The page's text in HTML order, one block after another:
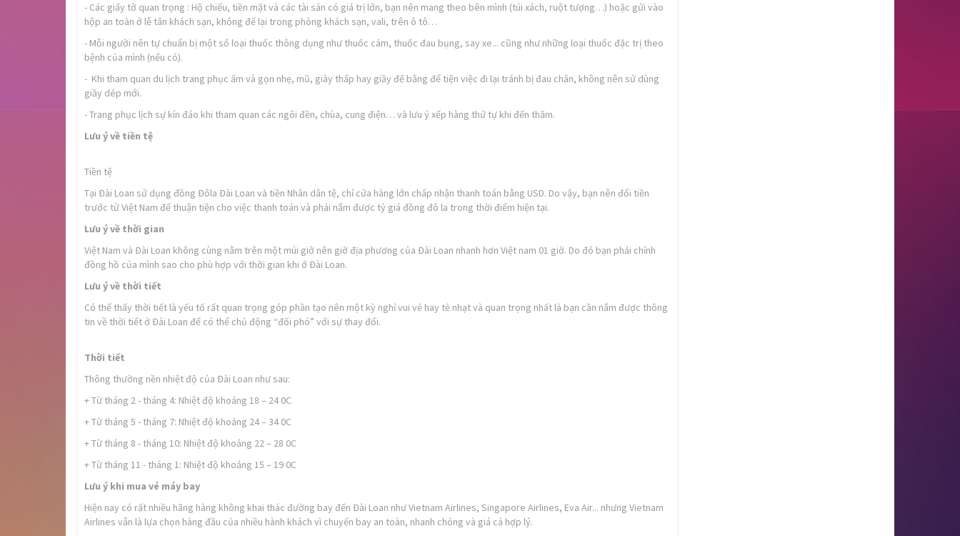
- Các giấy tờ quan trọng : Hộ chiếu, tiền mặt và các tài sản có giá trị lớn, bạn nên mang theo bên mình (túi xách, ruột tượng…) hoặc gửi vào
hộp an toàn ở lễ tân khách sạn, không để lại trong phòng khách sạn, vali, trên ô tô…
- Mỗi người nên tự chuẩn bị một số loại thuốc thông dụng như thuốc cảm, thuốc đau bụng, say xe... cũng như những loại thuốc đặc trị theo
bệnh của mình (nếu có).
- Khi tham quan du lịch trang phục ấm và gọn nhẹ, mũ, giày thấp hay giầy đế bằng để tiện việc đi lại tránh bị đau chân, không nên sử dùng
giầy dép mới.
- Trang phục lịch sự kín đáo khi tham quan các ngôi đền, chùa, cung điện… và lưu ý xếp hàng thứ tự khi đến thăm.
Lưu ý về tiền tệ
Tiền tệ
Tại Đài Loan sử dụng đồng Đôla Đài Loan và tiền Nhân dân tệ, chỉ cửa hàng lớn chấp nhận thanh toán bằng USD. Do vậy, bạn nên đổi tiền
trước từ Việt Nam để thuận tiện cho việc thanh toán và phải nắm được tỷ giá đồng đô la trong thời điểm hiện tại.
Lưu ý về thời gian
Việt Nam và Đài Loan không cùng nằm trên một múi giờ nên giờ địa phương của Đài Loan nhanh hơn Việt nam 01 giờ. Do đó bạn phải chỉnh
đồng hồ của mình sao cho phù hợp với thời gian khi ở Đài Loan.
Lưu ý về thời tiết
Có thể thấy thời tiết là yếu tố rất quan trọng góp phần tạo nên một kỳ nghỉ vui vẻ hay tẻ nhạt và quan trọng nhất là bạn cần nắm được thông
tin về thời tiết ở Đài Loan để có thể chủ động “đối phó” với sự thay đổi.
Thời tiết
Thông thường nền nhiệt độ của Đài Loan như sau:
+ Từ tháng 2 - tháng 4: Nhiệt độ khoảng 18 – 24 0C
+ Từ tháng 5 - tháng 7: Nhiệt độ khoảng 24 – 34 0C
+ Từ tháng 8 - tháng 10: Nhiệt độ khoảng 22 – 28 0C
+ Từ tháng 11 - tháng 1: Nhiệt độ khoảng 15 – 19 0C
Lưu ý khi mua vé máy bay
Hiện nay có rất nhiều hãng hàng không khai thác đường bay đến Đài Loan như Vietnam Airlines, Singapore Airlines, Eva Air... nhưng Vietnam
Airlines vẫn là lựa chọn hàng đầu của nhiều hành khách vì chuyến bay an toàn, nhanh chóng và giá cả hợp lý.